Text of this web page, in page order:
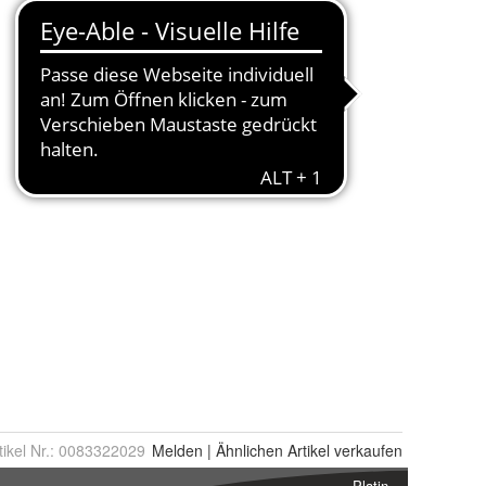
Nr.: 0083322029 Melden | Ähnlichen Artikel verkaufen